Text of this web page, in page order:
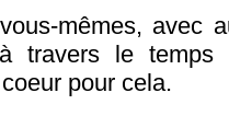
mêmes, avec
travers le
pour cela.